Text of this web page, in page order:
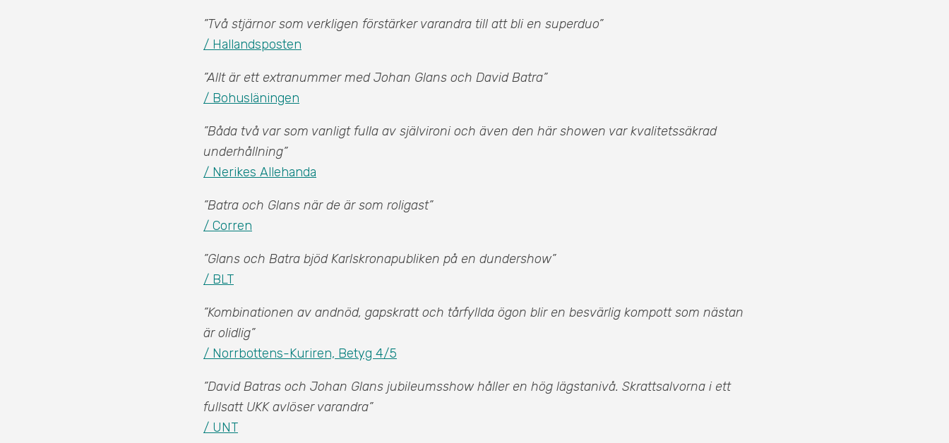
”Två stjärnor som verkligen förstärker varandra till att bli en superduo”
/ Hallandsposten
”Allt är ett extranummer med Johan Glans och David Batra”
/ Bohusläningen
”Båda två var som vanligt fulla av självironi och även den här showen var kvalitetssäkrad
underhållning”
/ Nerikes Allehanda
”Batra och Glans när de är som roligast”
/ Corren
”Glans och Batra bjöd Karlskronapubliken på en dundershow”
/ BLT
”Kombinationen av andnöd, gapskratt och tårfyllda ögon blir en besvärlig kompott som nästan
är olidlig”
/ Norrbottens-Kuriren, Betyg 4/5
”David Batras och Johan Glans jubileumsshow håller en hög lägstanivå. Skrattsalvorna i ett
fullsatt UKK avlöser varandra”
/ UNT